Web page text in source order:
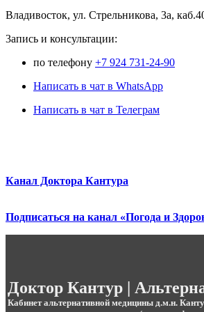
Владивосток, ул. Стрельникова, 3а,
3апись и консультации:
по телефону +7 924 731-24-90
Написать в чат в WhatsApp
Написать в чат в Телеграм
Канал Доктора Кантура
Подписаться на канал «Погода и
Доктор Кантур |
Кабинет альтернативной медицины д.м.н.